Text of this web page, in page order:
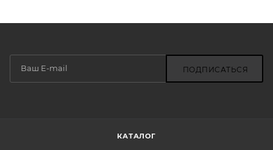
ПОДПИСАТЬСЯ
КАТАЛОГ